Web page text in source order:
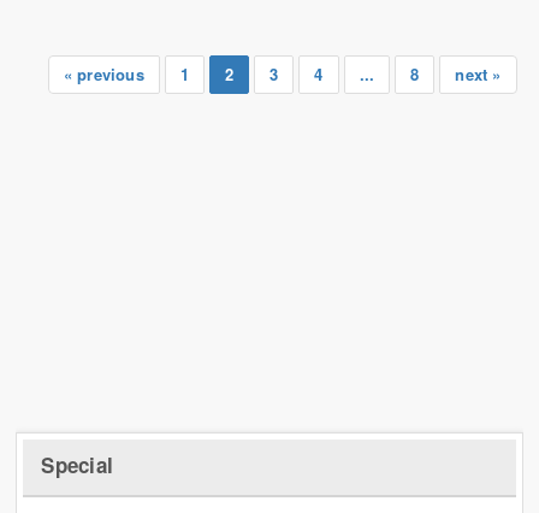
« previous 1 2 3 4 ... 8 next »
Special